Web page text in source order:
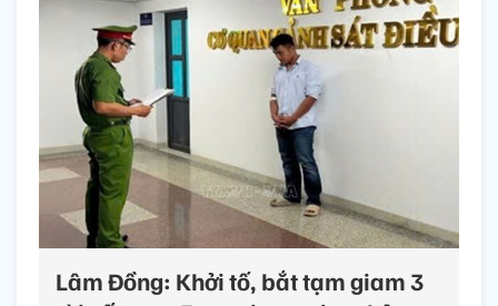
Lâm Đồng: Khởi tố, bắt tạm giam 3